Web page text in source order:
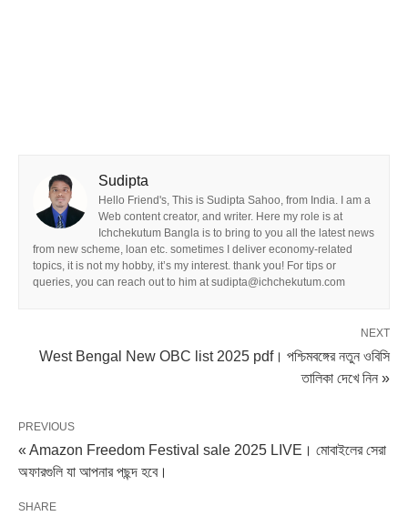
Sudipta
Hello Friend's, This is Sudipta Sahoo, from India. I am a
Web content creator, and writer. Here my role is at
Ichchekutum Bangla is to bring to you all the latest news
from new scheme, loan etc. sometimes I deliver economy-related
topics, it is not my hobby, it’s my interest. thank you! For tips or
queries, you can reach out to him at sudipta@ichchekutum.com
NEXT
West Bengal New OBC list 2025 pdf। পশ্চিমবঙ্গের নতুন ওবিসি
তালিকা দেখে নিন »
PREVIOUS
« Amazon Freedom Festival sale 2025 LIVE। মোবাইলের সেরা
অফারগুলি যা আপনার পছন্দ হবে।
SHARE